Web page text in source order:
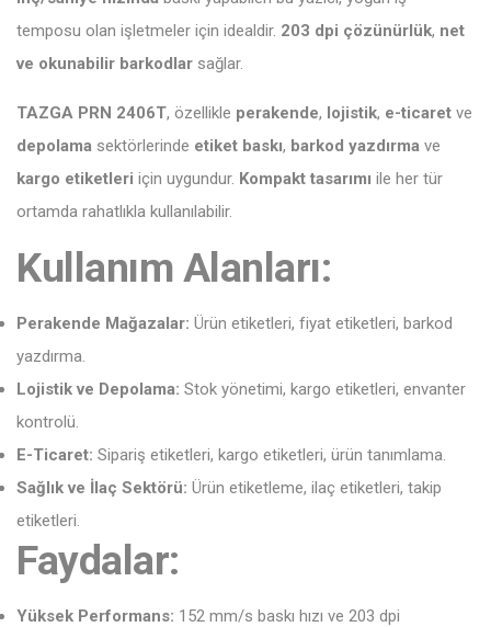
temposu olan işletmeler için idealdir. 203 dpi çözünürlük, net
ve okunabilir barkodlar sağlar.
TAZGA PRN 2406T, özellikle perakende, lojistik, e-ticaret ve
depolama sektörlerinde etiket baskı, barkod yazdırma ve
kargo etiketleri için uygundur. Kompakt tasarımı ile her tür
ortamda rahatlıkla kullanılabilir.
Kullanım Alanları:
Perakende Mağazalar: Ürün etiketleri, fiyat etiketleri, barkod
yazdırma.
Lojistik ve Depolama: Stok yönetimi, kargo etiketleri, envanter
kontrolü.
E-Ticaret: Sipariş etiketleri, kargo etiketleri, ürün tanımlama.
Sağlık ve İlaç Sektörü: Ürün etiketleme, ilaç etiketleri, takip
etiketleri.
Faydalar:
Yüksek Performans: 152 mm/s baskı hızı ve 203 dpi